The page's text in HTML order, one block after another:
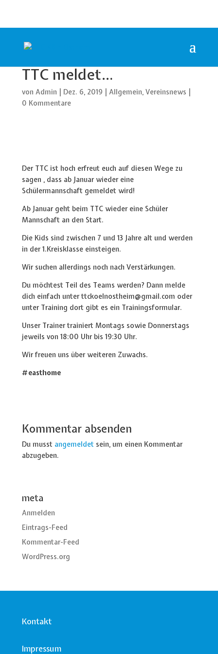
TTC meldet…
von Admin Dez. 6, 2019 Allgemein, Vereinsnews
0 Kommentare
Der TTC ist hoch erfreut euch auf diesen Wege zu
sagen , dass ab Januar wieder eine
Schülermannschaft gemeldet wird!
Ab Januar geht beim TTC wieder eine Schüler
Mannschaft an den Start.
Die Kids sind zwischen 7 und 13 Jahre alt und werden
in der 1.Kreisklasse einsteigen.
Wir suchen allerdings noch nach Verstärkungen.
Du möchtest Teil des Teams werden? Dann melde
dich einfach unter ttckoelnostheim@gmail.com oder
unter Training dort gibt es ein Trainingsformular.
Unser Trainer trainiert Montags sowie Donnerstags
jeweils von 18:00 Uhr bis 19:30 Uhr.
Wir freuen uns über weiteren Zuwachs.
#easthome
Kommentar absenden
Du musst angemeldet sein, um einen Kommentar
abzugeben.
meta
Anmelden
Eintrags-Feed
Kommentar-Feed
WordPress.org
Kontakt
Impressum